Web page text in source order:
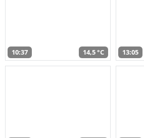
10:37 14,5 °C 13:05